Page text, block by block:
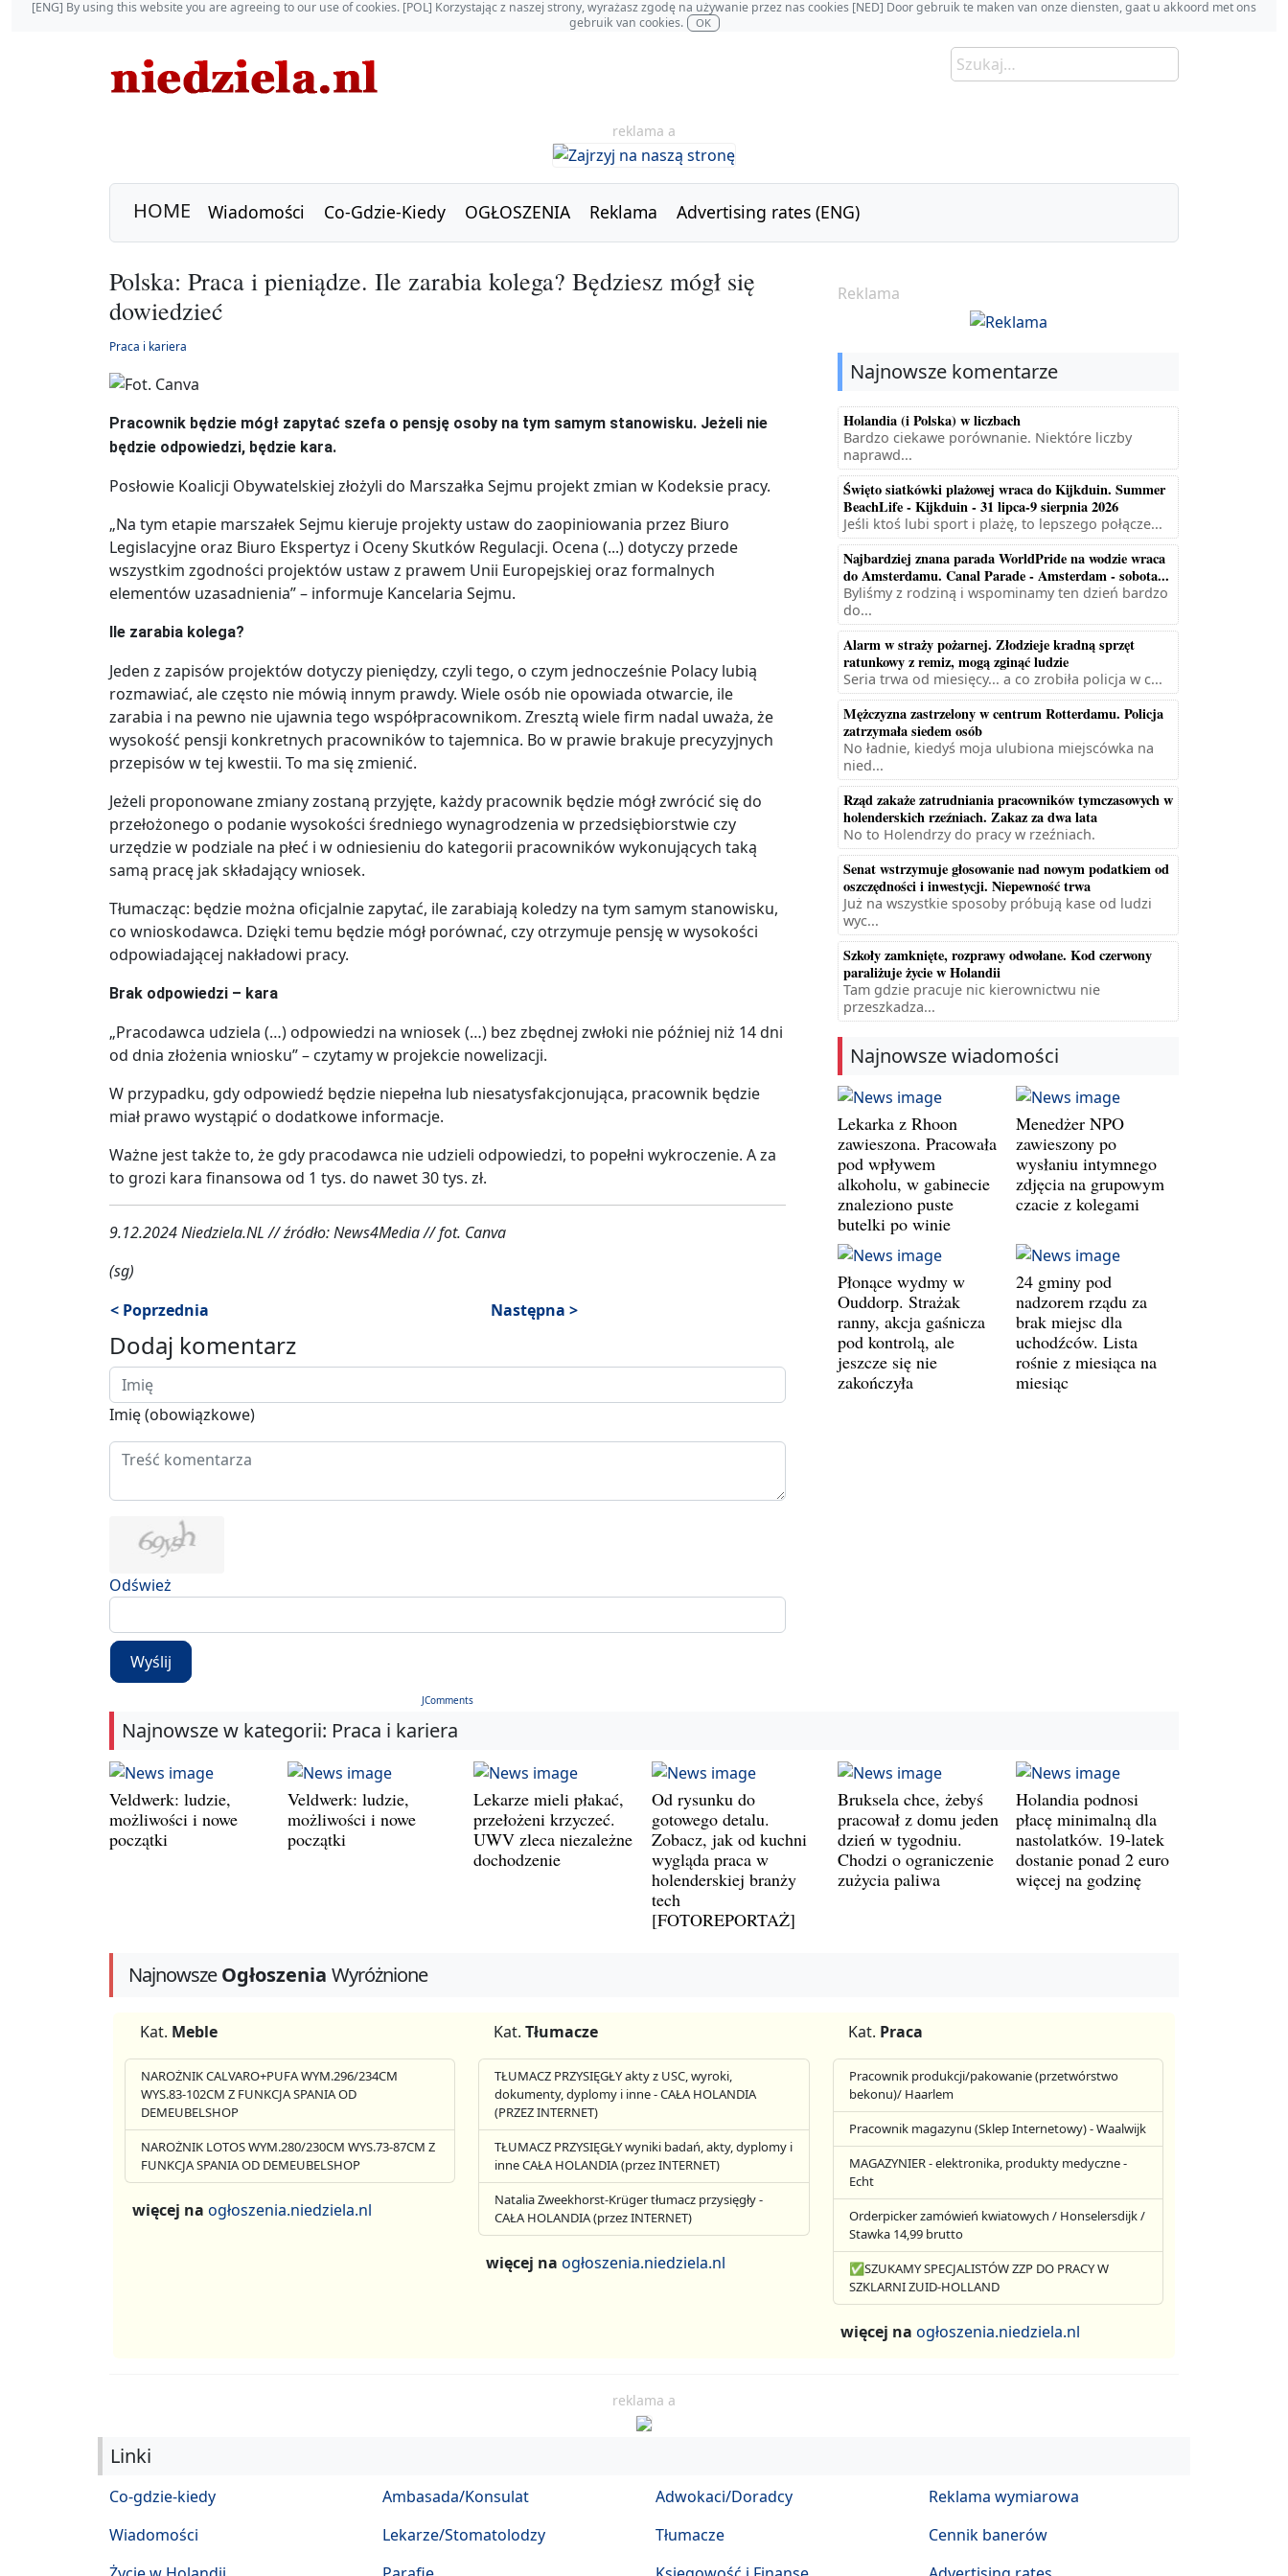
[ENG] By using this website you are agreeing to our use of cookies. [POL] Korzystając z naszej strony, wyrażasz zgodę na używanie przez nas cookies [NED] Door gebruik te maken van onze diensten, gaat u akkoord met ons
gebruik van cookies.
OK
reklama a
HOME Wiadomości Co-Gdzie-Kiedy OGŁOSZENIA Reklama Advertising rates (ENG)
Polska: Praca i pieniądze. Ile zarabia kolega? Będziesz mógł się
dowiedzieć
Praca i kariera
Pracownik będzie mógł zapytać szefa o pensję osoby na tym samym stanowisku. Jeżeli nie
będzie odpowiedzi, będzie kara.
Posłowie Koalicji Obywatelskiej złożyli do Marszałka Sejmu projekt zmian w Kodeksie pracy.
„Na tym etapie marszałek Sejmu kieruje projekty ustaw do zaopiniowania przez Biuro
Legislacyjne oraz Biuro Ekspertyz i Oceny Skutków Regulacji. Ocena (...) dotyczy przede
wszystkim zgodności projektów ustaw z prawem Unii Europejskiej oraz formalnych
elementów uzasadnienia” – informuje Kancelaria Sejmu.
Ile zarabia kolega?
Jeden z zapisów projektów dotyczy pieniędzy, czyli tego, o czym jednocześnie Polacy lubią
rozmawiać, ale często nie mówią innym prawdy. Wiele osób nie opowiada otwarcie, ile
zarabia i na pewno nie ujawnia tego współpracownikom. Zresztą wiele firm nadal uważa, że
wysokość pensji konkretnych pracowników to tajemnica. Bo w prawie brakuje precyzyjnych
przepisów w tej kwestii. To ma się zmienić.
Jeżeli proponowane zmiany zostaną przyjęte, każdy pracownik będzie mógł zwrócić się do
przełożonego o podanie wysokości średniego wynagrodzenia w przedsiębiorstwie czy
urzędzie w podziale na płeć i w odniesieniu do kategorii pracowników wykonujących taką
samą pracę jak składający wniosek.
Tłumacząc: będzie można oficjalnie zapytać, ile zarabiają koledzy na tym samym stanowisku,
co wnioskodawca. Dzięki temu będzie mógł porównać, czy otrzymuje pensję w wysokości
odpowiadającej nakładowi pracy.
Brak odpowiedzi – kara
„Pracodawca udziela (…) odpowiedzi na wniosek (…) bez zbędnej zwłoki nie później niż 14 dni
od dnia złożenia wniosku” – czytamy w projekcie nowelizacji.
W przypadku, gdy odpowiedź będzie niepełna lub niesatysfakcjonująca, pracownik będzie
miał prawo wystąpić o dodatkowe informacje.
Ważne jest także to, że gdy pracodawca nie udzieli odpowiedzi, to popełni wykroczenie. A za
to grozi kara finansowa od 1 tys. do nawet 30 tys. zł.
9.12.2024 Niedziela.NL // źródło: News4Media // fot. Canva
(sg)
< Poprzednia
Następna >
Dodaj komentarz
Imię (obowiązkowe)
Odśwież
Wyślij
JComments
Reklama
Najnowsze komentarze
Holandia (i Polska) w liczbach
Bardzo ciekawe porównanie. Niektóre liczby
naprawd...
Święto siatkówki plażowej wraca do Kijkduin. Summer
BeachLife - Kijkduin - 31 lipca-9 sierpnia 2026
Jeśli ktoś lubi sport i plażę, to lepszego połącze...
Najbardziej znana parada WorldPride na wodzie wraca
do Amsterdamu. Canal Parade - Amsterdam - sobota...
Byliśmy z rodziną i wspominamy ten dzień bardzo
do...
Alarm w straży pożarnej. Złodzieje kradną sprzęt
ratunkowy z remiz, mogą zginąć ludzie
Seria trwa od miesięcy... a co zrobiła policja w c...
Mężczyzna zastrzelony w centrum Rotterdamu. Policja
zatrzymała siedem osób
No ładnie, kiedyś moja ulubiona miejscówka na
nied...
Rząd zakaże zatrudniania pracowników tymczasowych w
holenderskich rzeźniach. Zakaz za dwa lata
No to Holendrzy do pracy w rzeźniach.
Senat wstrzymuje głosowanie nad nowym podatkiem od
oszczędności i inwestycji. Niepewność trwa
Już na wszystkie sposoby próbują kase od ludzi
wyc...
Szkoły zamknięte, rozprawy odwołane. Kod czerwony
paraliżuje życie w Holandii
Tam gdzie pracuje nic kierownictwu nie
przeszkadza...
Najnowsze wiadomości
Lekarka z Rhoon
zawieszona. Pracowała
pod wpływem
alkoholu, w gabinecie
znaleziono puste
butelki po winie
Menedżer NPO
zawieszony po
wysłaniu intymnego
zdjęcia na grupowym
czacie z kolegami
Płonące wydmy w
Ouddorp. Strażak
ranny, akcja gaśnicza
pod kontrolą, ale
jeszcze się nie
zakończyła
24 gminy pod
nadzorem rządu za
brak miejsc dla
uchodźców. Lista
rośnie z miesiąca na
miesiąc
Najnowsze w kategorii: Praca i kariera
Veldwerk: ludzie,
możliwości i nowe
początki
Veldwerk: ludzie,
możliwości i nowe
początki
Lekarze mieli płakać,
przełożeni krzyczeć.
UWV zleca niezależne
dochodzenie
Od rysunku do
gotowego detalu.
Zobacz, jak od kuchni
wygląda praca w
holenderskiej branży
tech
[FOTOREPORTAŻ]
Bruksela chce, żebyś
pracował z domu jeden
dzień w tygodniu.
Chodzi o ograniczenie
zużycia paliwa
Holandia podnosi
płacę minimalną dla
nastolatków. 19-latek
dostanie ponad 2 euro
więcej na godzinę
NajnowszeOgłoszenia Wyróżnione
Kat. Meble
NAROŻNIK CALVARO+PUFA WYM.296/234CM
WYS.83-102CM Z FUNKCJA SPANIA OD
DEMEUBELSHOP
NAROŻNIK LOTOS WYM.280/230CM WYS.73-87CM Z
FUNKCJA SPANIA OD DEMEUBELSHOP
więcej na ogłoszenia.niedziela.nl
Kat. Tłumacze
TŁUMACZ PRZYSIĘGŁY akty z USC, wyroki,
dokumenty, dyplomy i inne - CAŁA HOLANDIA
(PRZEZ INTERNET)
TŁUMACZ PRZYSIĘGŁY wyniki badań, akty, dyplomy i
inne CAŁA HOLANDIA (przez INTERNET)
Natalia Zweekhorst-Krüger tłumacz przysięgły -
CAŁA HOLANDIA (przez INTERNET)
więcej naogłoszenia.niedziela.nl
Kat. Praca
Pracownik produkcji/pakowanie (przetwórstwo
bekonu)/ Haarlem
Pracownik magazynu (Sklep Internetowy) - Waalwijk
MAGAZYNIER - elektronika, produkty medyczne -
Echt
Orderpicker zamówień kwiatowych / Honselersdijk /
Stawka 14,99 brutto
✅SZUKAMY SPECJALISTÓW ZZP DO PRACY W
SZKLARNI ZUID-HOLLAND
więcej na ogłoszenia.niedziela.nl
reklama a
Linki
Co-gdzie-kiedy
Wiadomości
Ambasada/Konsulat
Lekarze/Stomatolodzy
Adwokaci/Doradcy
Tłumacze
Reklama wymiarowa
Cennik banerów